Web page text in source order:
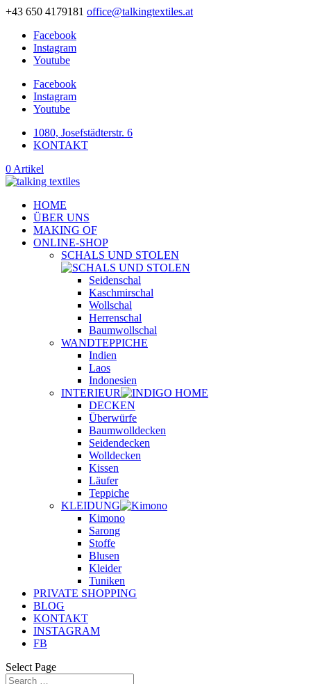
+43 650 4179181 office@talkingtextiles.at
Facebook
Instagram
Youtube
Facebook
Instagram
Youtube
1080, Josefstädterstr. 6
KONTAKT
0 Artikel
HOME
ÜBER UNS
MAKING OF
ONLINE-SHOP
SCHALS UND STOLEN
Seidenschal
Kaschmirschal
Wollschal
Herrenschal
Baumwollschal
WANDTEPPICHE
Indien
Laos
Indonesien
INTERIEUR
DECKEN
Überwürfe
Baumwolldecken
Seidendecken
Wolldecken
Kissen
Läufer
Teppiche
KLEIDUNG
Kimono
Sarong
Stoffe
Blusen
Kleider
Tuniken
PRIVATE SHOPPING
BLOG
KONTAKT
INSTAGRAM
FB
Select Page